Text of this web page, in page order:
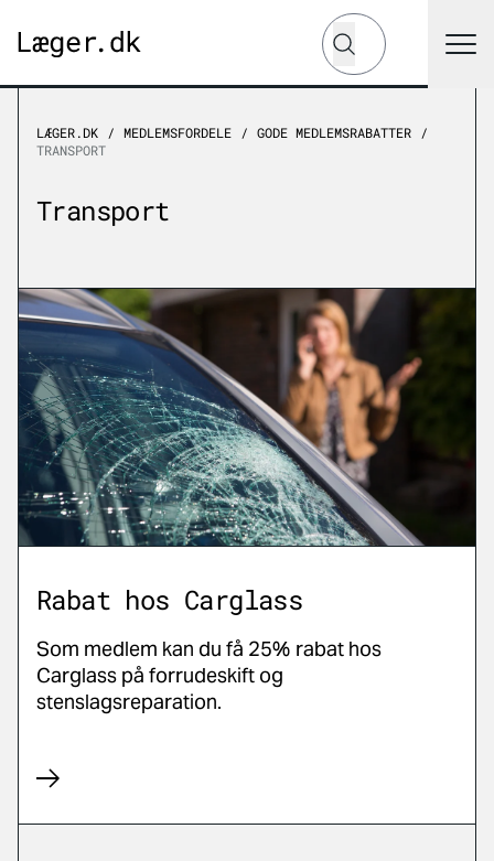
Hvad leder du efter?
Søg
LÆGER.DK MEDLEMSFORDELE
GODE MEDLEMSRABATTER
TRANSPORT
Transport
Rabat hos Carglass
Som medlem kan du få 25% rabat hos
Carglass på forrudeskift og
stenslagsreparation.